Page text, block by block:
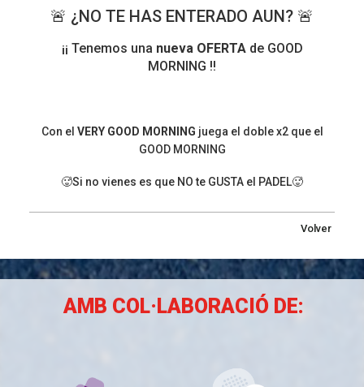
🚨 ¿NO TE HAS ENTERADO AUN? 🚨
¡¡ Tenemos una nueva OFERTA de GOOD
MORNING !!
Con el VERY GOOD MORNING juega el doble x2 que el
GOOD MORNING
🥵Si no vienes es que NO te GUSTA el PADEL🥵
Volver
AMB COL·LABORACIÓ DE: